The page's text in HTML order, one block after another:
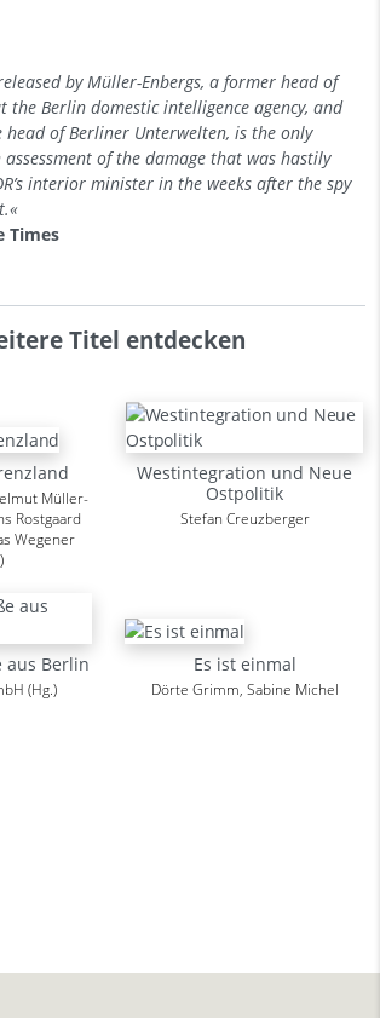
by Müller-Enbergs, a former head of
the Berlin domestic intelligence agency, and
of Berliner Unterwelten, is the only
of the damage that was hastily
interior minister in the weeks after the spy
Times
Titel entdecken
Müller-
Rostgaard
Wegener
Westintegration und Neue
Ostpolitik
Stefan Creuzberger
aus Berlin
(Hg.)
Es ist einmal
Dörte Grimm, Sabine Michel